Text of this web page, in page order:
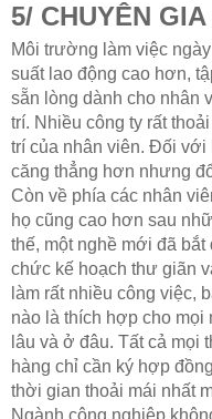
5/ CHUYÊN
Môi trường làm việc
suất lao động cao hơn,
sẵn lòng dành cho nhân
trí. Nhiều công ty rất
trí của nhân viên. Đối với
căng thẳng hơn nhưng
Còn về phía các nhân
họ cũng cao hơn sau
thế, một nghề mới đã
chức kế hoạch thư giãn
làm rất nhiều công việc,
nào là thích hợp cho
lâu và ở đâu. Tất cả mọi
hàng chỉ cần ký hợp
thời gian thoải mái nhất